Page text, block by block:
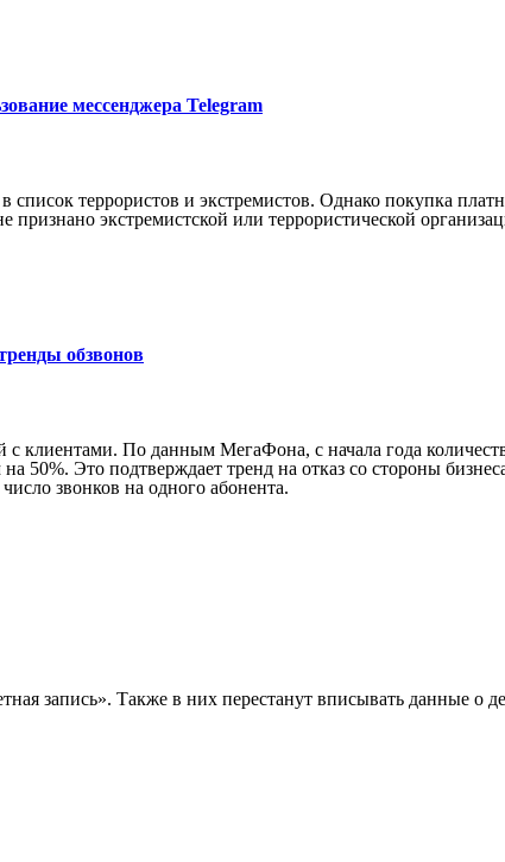
мессенджера Telegram
террористов и экстремистов. Однако покупка
экстремистской или террористической
обзвонов
По данным МегаФона, с начала года
50%. Это подтверждает тренд на отказ со стороны
звонков на одного абонента.
запись». Также в них перестанут вписывать данные